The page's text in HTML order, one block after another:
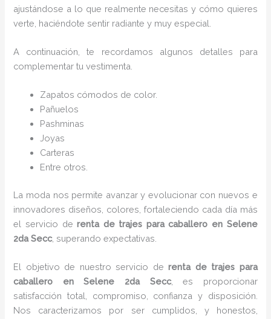
ajustándose a lo que realmente necesitas y cómo quieres
verte, haciéndote sentir radiante y muy especial.
A continuación, te recordamos algunos detalles para
complementar tu vestimenta.
Zapatos cómodos de color.
Pañuelos
Pashminas
Joyas
Carteras
Entre otros.
La moda nos permite avanzar y evolucionar con nuevos e
innovadores diseños, colores, fortaleciendo cada día más
el servicio derenta de trajes para caballero en Selene
2da Secc, superando expectativas.
El objetivo de nuestro servicio derenta de trajes para
caballero en Selene 2da Secc, es proporcionar
satisfacción total, compromiso, confianza y disposición.
Nos caracterizamos por ser cumplidos, y honestos,